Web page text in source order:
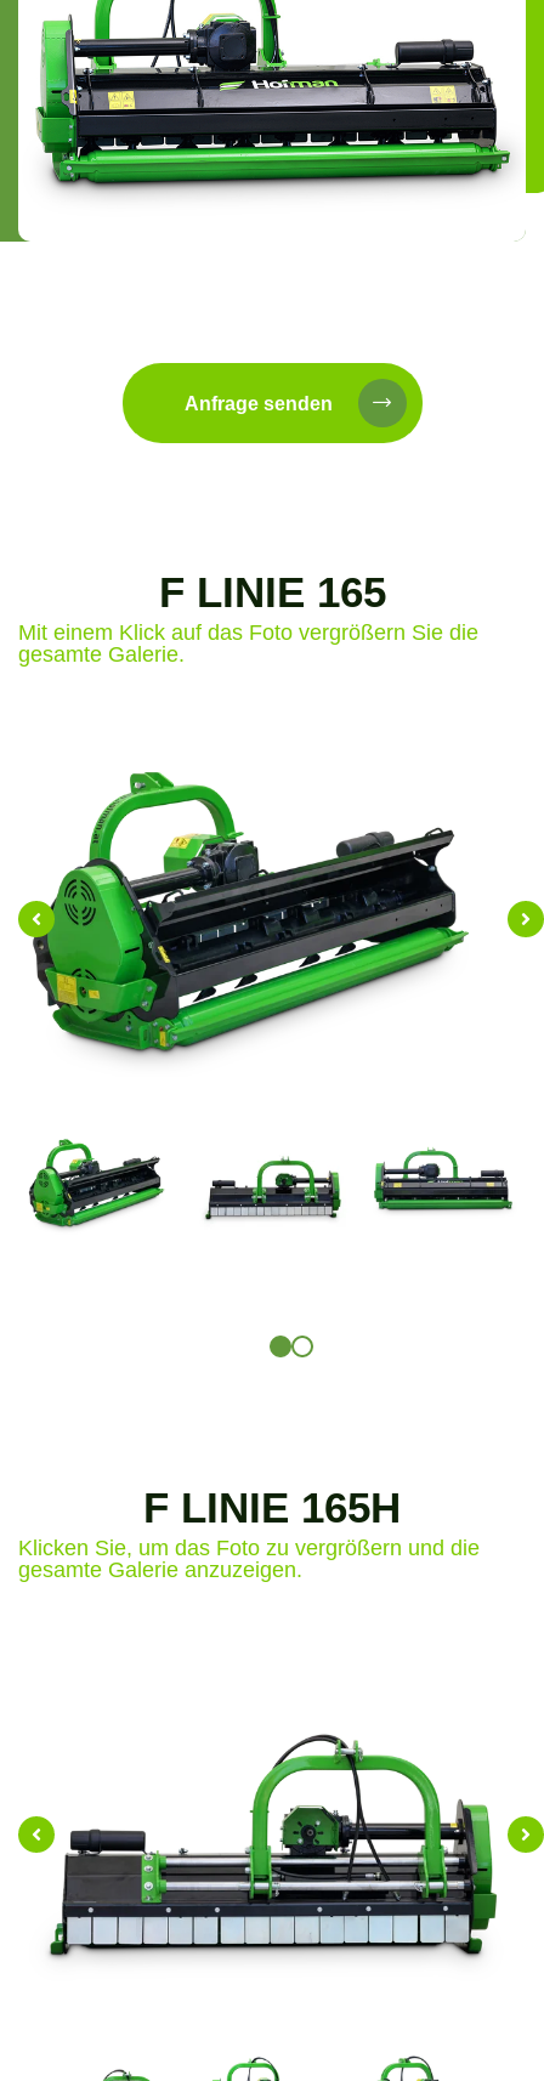
Anfrage senden
F LINIE 165
Mit einem Klick auf das Foto vergrößern Sie die
gesamte Galerie.
F LINIE 165H
Klicken Sie, um das Foto zu vergrößern und die
gesamte Galerie anzuzeigen.